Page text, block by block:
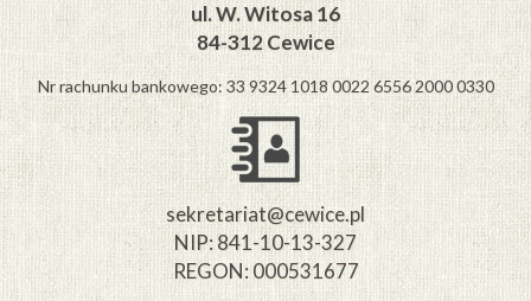
ul. W. Witosa 16
84-312 Cewice
Nr rachunku bankowego: 33 9324 1018 0022 6556 2000 0330
sekretariat@cewice.pl
NIP: 841-10-13-327
REGON: 000531677